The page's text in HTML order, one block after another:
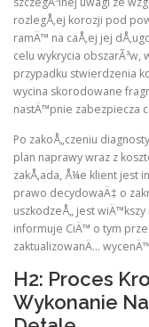
rozlegÅ‚ej korozji pod
ramÄ™ na caÅ‚ej jej
celu wykrycia obszarÃ³w,
przypadku stwierdzenia
wycina skorodowane
nastÄ™pnie zabezpiecza
Po zakoÅ„czeniu
plan naprawy wraz z
zakÅ‚ada, Å¼e klient jest
prawo decydowaÄ‡ o
uszkodzeÅ„ jest
informuje CiÄ™ o tym
zaktualizowanÄ…
H2: Proces
Wykonanie